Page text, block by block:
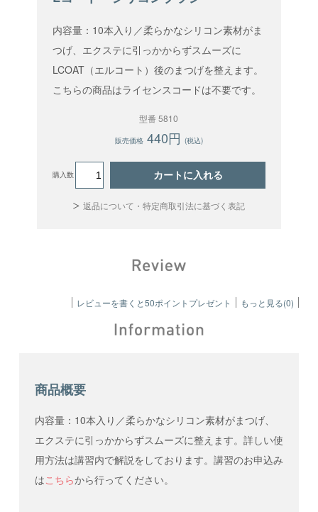
内容量：10本入り／柔らかなシリコン素材がま
つげ、エクステに引っかからずスムーズに
LCOAT（エルコート）後のまつげを整えます。
こちらの商品はライセンスコードは不要です。
型番 5810
販売価格 440円 (税込)
購入数 カートに入れる
返品について・特定商取引法に基づく表記
レビューを書くと50ポイントプレゼント もっと見る(0)
商品概要
内容量：10本入り／柔らかなシリコン素材がまつげ、
エクステに引っかからずスムーズに整えます。詳しい使
用方法は講習内で解説をしております。講習のお申込み
はこちらから行ってください。